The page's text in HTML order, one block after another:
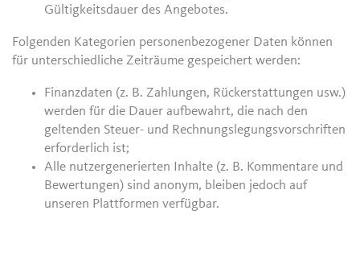
Gültigkeitsdauer des Angebotes.
Folgenden Kategorien personenbezogener Daten können
für unterschiedliche Zeiträume gespeichert werden:
Finanzdaten (z. B. Zahlungen, Rückerstattungen usw.)
werden für die Dauer aufbewahrt, die nach den
geltenden Steuer- und Rechnungslegungsvorschriften
erforderlich ist;
Alle nutzergenerierten Inhalte (z. B. Kommentare und
Bewertungen) sind anonym, bleiben jedoch auf
unseren Plattformen verfügbar.